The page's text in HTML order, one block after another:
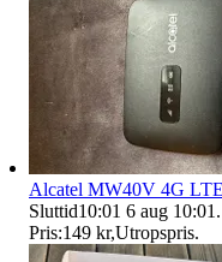
Alcatel MW40V 4G
Sluttid10:01 6 aug 10:01 .
Pris:149 kr,Utropspris.